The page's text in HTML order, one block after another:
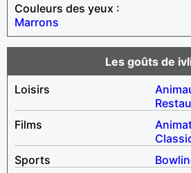
Couleurs des yeux :
Marrons
Les goûts de
Loisirs
Films
Sports